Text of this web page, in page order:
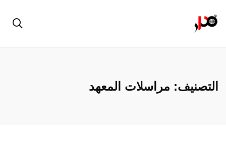
التصنيف: مراسلات المعهد